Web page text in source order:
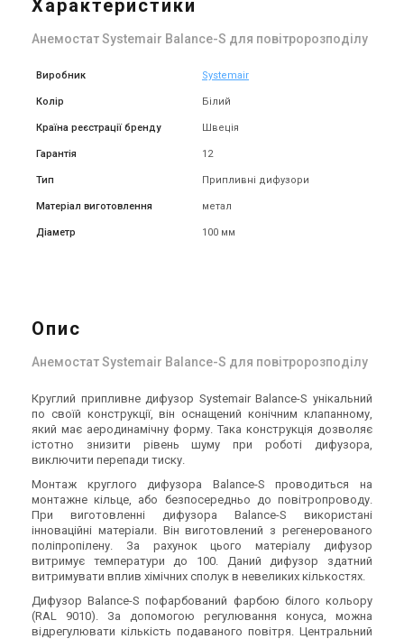
Характеристики
Анемостат Systemair Balance-S для повітророзподілу
Виробник Systemair
Колір Білий
Країна реєстрації бренду Швеція
Гарантія 12
Тип Припливні дифузори
Матеріал виготовлення метал
Діаметр 100 мм
Опис
Анемостат Systemair Balance-S для повітророзподілу
Круглий припливне дифузор Systemair Balance-S унікальний
по своїй конструкції, він оснащений конічним клапанному,
який має аеродинамічну форму. Така конструкція дозволяє
істотно знизити рівень шуму при роботі дифузора,
виключити перепади тиску.
Монтаж круглого дифузора Balance-S проводиться на
монтажне кільце, або безпосередньо до повітропроводу.
При виготовленні дифузора Balance-S використані
інноваційні матеріали. Він виготовлений з регенерованого
поліпропілену. За рахунок цього матеріалу дифузор
витримує температури до 100. Даний дифузор здатний
витримувати вплив хімічних сполук в невеликих кількостях.
Дифузор Balance-S пофарбований фарбою білого кольору
(RAL 9010). За допомогою регулювання конуса, можна
відрегулювати кількість подаваного повітря. Центральний